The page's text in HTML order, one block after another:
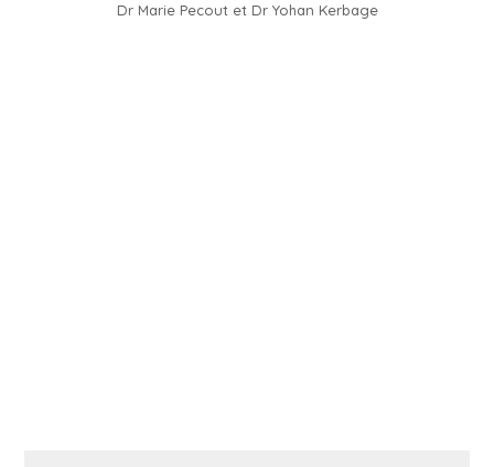
Dr Marie Pecout et Dr Yohan Kerbage